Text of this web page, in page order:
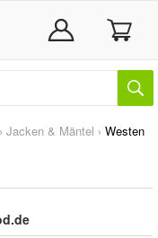
› Jacken & Mäntel › Westen